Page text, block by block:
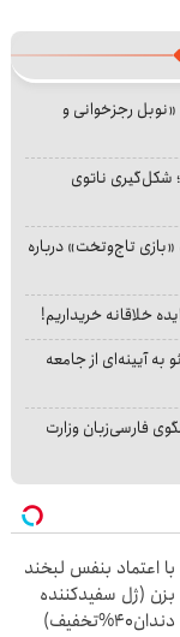
رجزخوانی و
شکل‌گیری ناتوی
تاج‌وتخت» درباره
خلاقانه خریداریم!
آیینه‌ای از جامعه
فارسی‌زبان وزارت
با اعتماد بنفس لبخند
بزن (ژل سفیدکننده
دندان40%تخفیف)